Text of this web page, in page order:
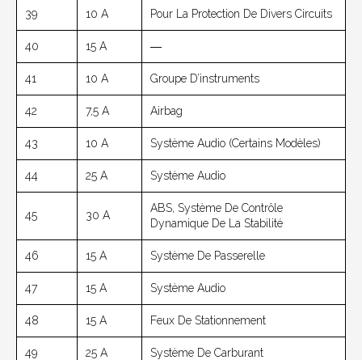
39 10 A Pour La Protection De Divers Circuits
40 15 A ―
41 10 A Groupe D’instruments
42 7,5 A Airbag
43 10 A Système Audio (Certains Modèles)
44 25 A Système Audio
45 30 A
ABS, Système De Contrôle
Dynamique De La Stabilité
46 15 A Système De Passerelle
47 15 A Système Audio
48 15 A Feux De Stationnement
49 25 A Système De Carburant